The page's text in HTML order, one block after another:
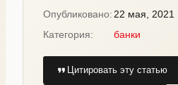
Опубликовано: 22 мая, 2021
Категория:
банки
Цитировать эту статью